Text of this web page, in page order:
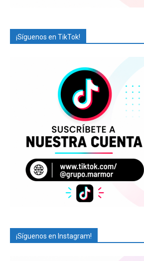
¡Síguenos en TikTok!
¡Síguenos en Instagram!